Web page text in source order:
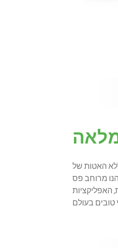
האטות של
מרוחב פס
האפליקציות